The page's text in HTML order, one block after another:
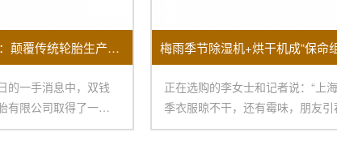
双钱集团新专利：颠覆传统轮胎生产的涂胶机
的一手消息中，双钱
有限公司取得了一项
正在选购的李女士和记者说：“上
季衣服晾不干，还有霉味，朋友引
买烘干机，再配一